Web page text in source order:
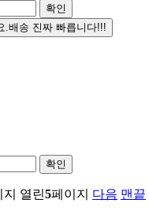
확인
.배송 진짜 빠릅니다!!!
확인
열린5페이지 다음 맨끝